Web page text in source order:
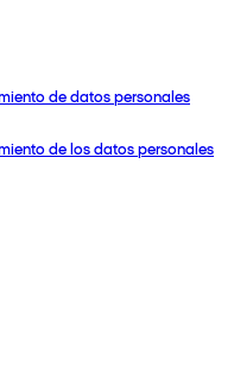
de datos personales
de los datos personales